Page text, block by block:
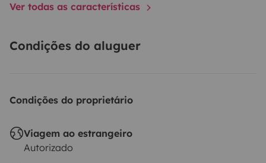
Ver todas as características
Condições do aluguer
Condições do proprietário
Viagem ao estrangeiro
Autorizado